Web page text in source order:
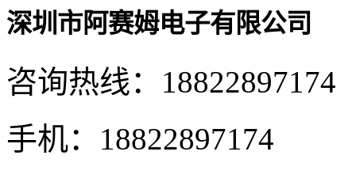
深圳市阿赛姆电子有限公司
咨询热线： 18822897174
手机： 18822897174